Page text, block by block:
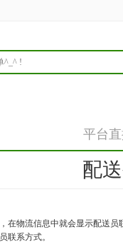
平台
配
物流信息中就会显示配送员
联系方式。